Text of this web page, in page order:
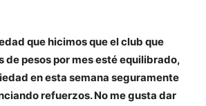
que hicimos que el club que
de pesos por mes esté equilibrado,
en esta semana seguramente
refuerzos. No me gusta dar